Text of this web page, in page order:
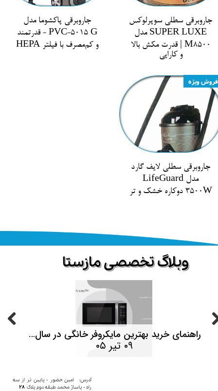
جاروبرقی سطلی سوپرلوکس
SUPER LUXE مدل
M8500 | قدرت مکش بالا
و کارایی
جاروبرقی پاکشوما مدل
PVC-5015 G - قدرتمند
و کم‌مصرف با فیلتر HEPA
جاروبرقی سطلی لایف گارد
مدل LifeGuard
3500W دوکاره خشک و تر
فروش ویژه
راهنمای خرید بهترین مایکروفر خانگی در سال ۱۴۰۵ | هر آنچه قبل از خرید باید بدانید
۰۹ تیر ۰۵
​وبلاگ تخصصی مازستا
آدرس: امین حضور - پایین تر از سه
راه - پاساژ محمد​​​​​​ طبقه دوم پلاک 28